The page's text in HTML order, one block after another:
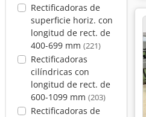
Rectificadoras de
superficie horiz. con
longitud de rect. de
400-699 mm (221)
Rectificadoras
cilíndricas con
longitud de rect. de
600-1099 mm (203)
Rectificadoras de